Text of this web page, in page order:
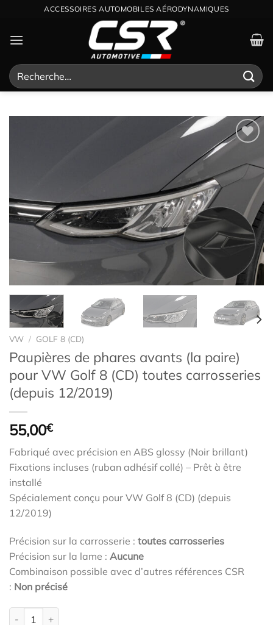
contenu
ACCESSOIRES AUTOMOBILES AÉRODYNAMIQUES
Recherche
pour :
Ajouter
wishlist
VW / GOLF 8 (CD)
Paupières de phares avants (la paire)
pour VW Golf 8 (CD) toutes carrosseries
(depuis 12/2019)
55,00€
Fabriqué avec précision en ABS glossy (Noir brillant)
Fixations incluses (ruban adhésif collé) – Prêt à être
installé
Spécialement conçu pour VW Golf 8 (CD) (depuis
12/2019)
Précision sur la carrosserie : toutes carrosseries
Précision sur la lame : Aucune
Combinaison possible avec d’autres références CSR
: Non précisé
quantité de Paupières de phares avants (la paire) pour VW